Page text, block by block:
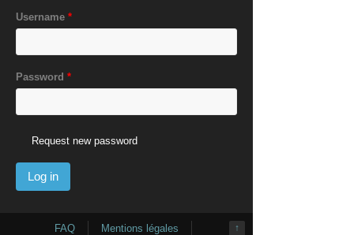
Username *
Password *
Request new password
↑
FAQ Mentions légales